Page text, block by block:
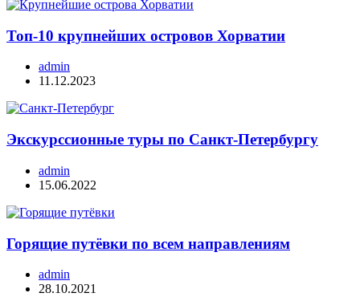
Топ-10 крупнейших островов Хорватии
admin
11.12.2023
Экскурссионные туры по Санкт-Петербургу
admin
15.06.2022
Горящие путёвки по всем направлениям
admin
28.10.2021